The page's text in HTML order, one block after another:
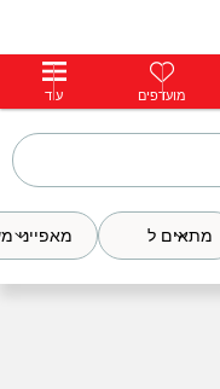
פרימיוםמועדפים עוד
מתאים ל מאפייני